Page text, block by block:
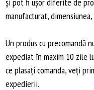
manufacturat,
Un produs cu precomandă
expediat în maxim 10 zile
ce plasați comanda, veți
expedierii.